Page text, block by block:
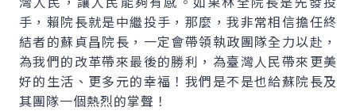
手，賴院長就是中繼投手，那麼，我非常相信擔任終
結者的蘇貞昌院長，一定會帶領執政團隊全力以赴，
為我們的改革帶來最後的勝利，為臺灣人民帶來更美
好的生活、更多元的幸福！我們是不是也給蘇院長及
其團隊一個熱烈的掌聲！